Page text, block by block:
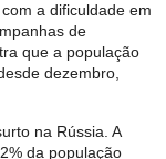
a dificuldade em
de
que a população
dezembro,
na Rússia. A
da população